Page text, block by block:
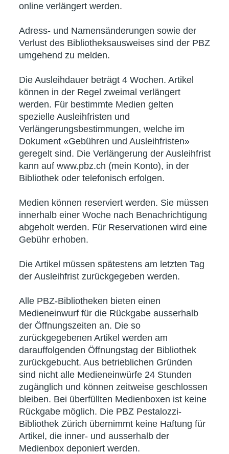
online verlängert werden.
Adress- und Namensänderungen sowie der
Verlust des Bibliotheksausweises sind der PBZ
umgehend zu melden.
Die Ausleihdauer beträgt 4 Wochen. Artikel
können in der Regel zweimal verlängert
werden. Für bestimmte Medien gelten
spezielle Ausleihfristen und
Verlängerungsbestimmungen, welche im
Dokument «Gebühren und Ausleihfristen»
geregelt sind. Die Verlängerung der Ausleihfrist
kann auf www.pbz.ch (mein Konto), in der
Bibliothek oder telefonisch erfolgen.
Medien können reserviert werden. Sie müssen
innerhalb einer Woche nach Benachrichtigung
abgeholt werden. Für Reservationen wird eine
Gebühr erhoben.
Die Artikel müssen spätestens am letzten Tag
der Ausleihfrist zurückgegeben werden.
Alle PBZ-Bibliotheken bieten einen
Medieneinwurf für die Rückgabe ausserhalb
der Öffnungszeiten an. Die so
zurückgegebenen Artikel werden am
darauffolgenden Öffnungstag der Bibliothek
zurückgebucht. Aus betrieblichen Gründen
sind nicht alle Medieneinwürfe 24 Stunden
zugänglich und können zeitweise geschlossen
bleiben. Bei überfüllten Medienboxen ist keine
Rückgabe möglich. Die PBZ Pestalozzi-
Bibliothek Zürich übernimmt keine Haftung für
Artikel, die inner- und ausserhalb der
Medienbox deponiert werden.